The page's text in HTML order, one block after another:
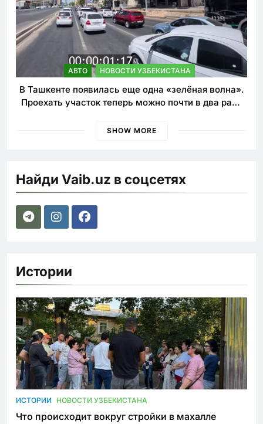
АВТО НОВОСТИ УЗБЕКИСТАНА
В Ташкенте появилась еще одна «зелёная волна».
Проехать участок теперь можно почти в два раза
SHOW MORE
Найди Vaib.uz в соцсетях
Истории
ИСТОРИИ НОВОСТИ УЗБЕКИСТАНА
Что происходит вокруг стройки в махалле